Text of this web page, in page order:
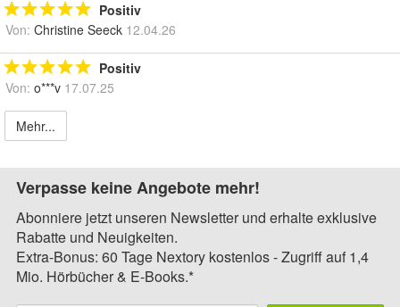
Positiv
Von: Christine Seeck 12.04.26
Positiv
Von: o***v 17.07.25
Mehr...
Verpasse keine Angebote mehr!
Abonniere jetzt unseren Newsletter und erhalte exklusive
Rabatte und Neuigkeiten.
Extra-Bonus: 60 Tage Nextory kostenlos - Zugriff auf 1,4
Mio. Hörbücher & E-Books.*